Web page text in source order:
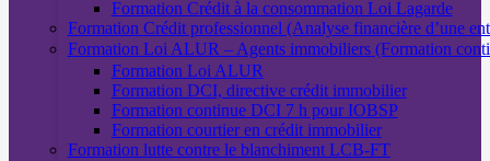
Formation Crédit à la consommation Loi Lagarde
Formation Crédit professionnel (Analyse financière d’une
Formation Loi ALUR – Agents immobiliers (Formation
Formation Loi ALUR
Formation DCI, directive crédit immobilier
Formation continue DCI 7 h pour IOBSP
Formation courtier en crédit immobilier
Formation lutte contre le blanchiment LCB-FT